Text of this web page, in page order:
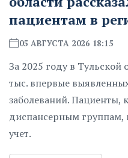
пациентам в
05 АВГУСТА 2026 18:15
За 2025 году в Тульской
тыс. впервые
заболеваний. Пациенты,
диспансерным группам,
учет.